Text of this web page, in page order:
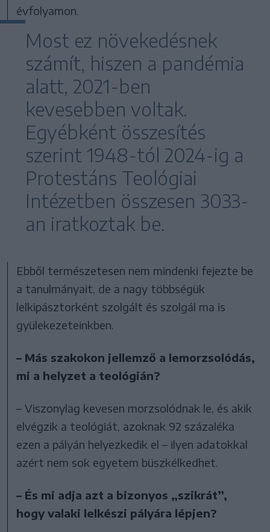
évfolyamon.
Most ez növekedésnek
számít, hiszen a pandémia
alatt, 2021-ben
kevesebben voltak.
Egyébként összesítés
szerint 1948-tól 2024-ig a
Protestáns Teológiai
Intézetben összesen 3033-
an iratkoztak be.
Ebből természetesen nem mindenki fejezte be
a tanulmányait, de a nagy többségük
lelkipásztorként szolgált és szolgál ma is
gyülekezeteinkben.
– Más szakokon jellemző a lemorzsolódás,
mi a helyzet a teológián?
– Viszonylag kevesen morzsolódnak le, és akik
elvégzik a teológiát, azoknak 92 százaléka
ezen a pályán helyezkedik el – ilyen adatokkal
azért nem sok egyetem büszkélkedhet.
– És mi adja azt a bizonyos „szikrát”,
hogy valaki lelkészi pályára lépjen?